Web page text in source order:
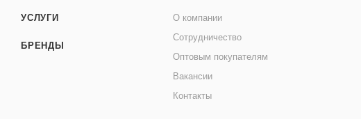
УСЛУГИ
БРЕНДЫ
О компании
Сотрудничество
Оптовым покупателям
Вакансии
Контакты